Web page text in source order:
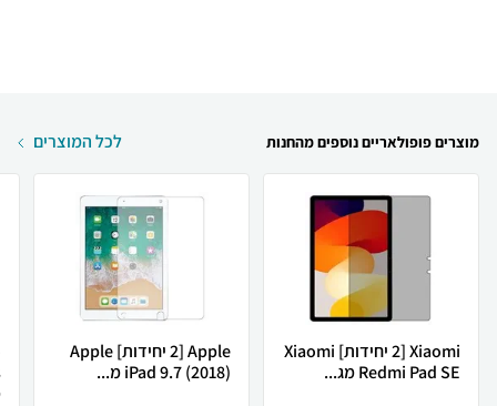
מוצרים פופולאריים נוספים מהחנות לכל המוצרים
Xiaomi [2 יחידות] Xiaomi
Redmi Pad SE מג...
Apple [2 יחידות] Apple
iPad 9.7 (2018) מ...